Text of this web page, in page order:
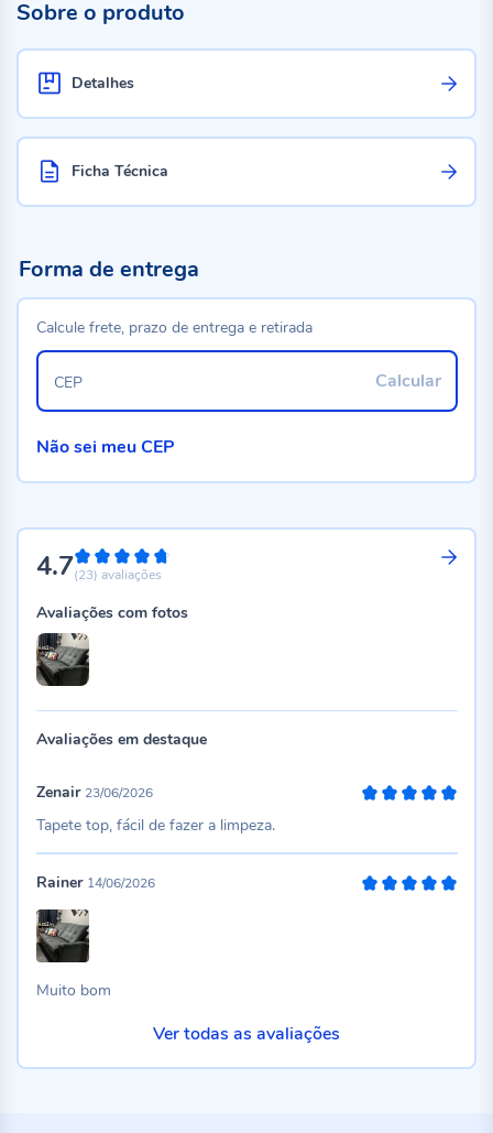
Sobre o produto
Detalhes
Ficha Técnica
4.794%
(23) avaliações
Avaliações com fotos
Avaliações em destaque
Zenair 23/06/2026
Tapete top, fácil de fazer a limpeza.
Rainer 14/06/2026
Muito bom
Ver todas as avaliações
Forma de entrega
Calcule frete, prazo de entrega e retirada
Calcular
CEP
Não sei meu CEP